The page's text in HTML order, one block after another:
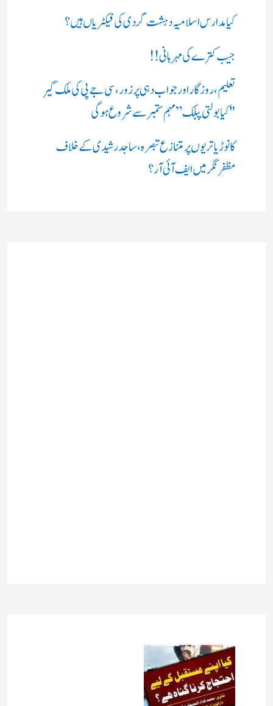
کیا مدارس اسلامیہ دہشت گردی کی فیکٹریاں ہیں؟
جیب کترے کی مہربانی !!
تعلیم، روزگار اور جواب دہی پر زور، سی جے پی کی ملک گیر
"کیا بولتی پبلک” مہم ستمبر سے شروع ہوگی
کانوڑ یاتریوں پر متنازع تبصرہ، ساجد رشیدی کے خلاف
مظفرنگر میں ایف آئی آر؟